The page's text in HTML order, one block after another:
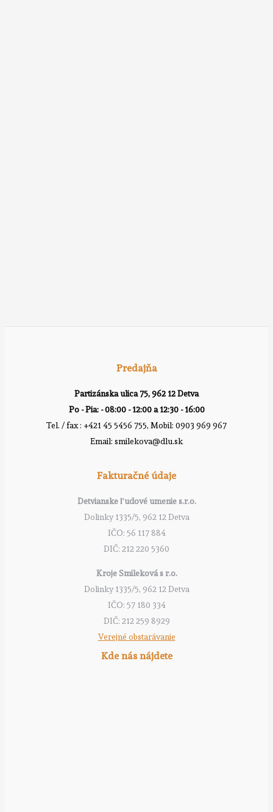
Predajňa
Partizánska ulica 75, 962 12 Detva
Po - Pia: - 08:00 - 12:00 a 12:30 - 16:00
Tel. / fax : +421 45 5456 755, Mobil: 0903 969 967
Email: smilekova@dlu.sk
Fakturačné údaje
Detvianske ľudové umenie s.r.o.
Dolinky 1335/5, 962 12 Detva
IČO: 56 117 884
DIČ: 212 220 5360
Kroje Smileková s r.o.
Dolinky 1335/5, 962 12 Detva
IČO: 57 180 334
DIČ: 212 259 8929
Verejné obstarávanie
Kde nás nájdete